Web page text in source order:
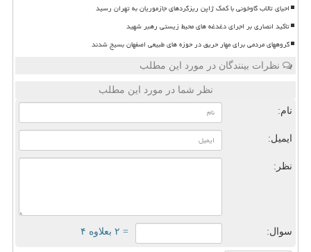
احیای تالاب گاوخونی با کمک ژاپن ریزگردهای جازموریان به تهران رسید
تاکید انصاری بر اجرای دغدغه های محیط زیستی رهبر شهید
گروههای مردمی برای مهار حریق در حوزه های طبیعی اصفهان بسیج شدند
نظرات بینندگان در مورد این مطلب
نظر شما در مورد این مطلب
نام:
ایمیل:
نظر:
سوال: = ۲ بعلاوه ۴